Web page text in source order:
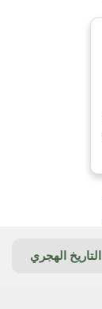
التاريخ الهجري